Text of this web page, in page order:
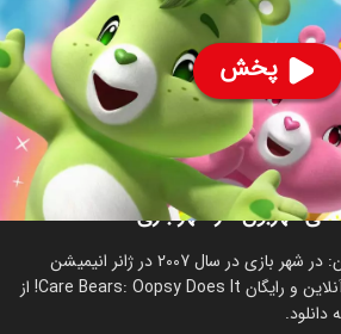
پخش
رده سنی ۳+
مهربون: در شهر بازی
انیمیشن خرس های مهربون: در شهر بازی در سال 2007 در ژانر انیمیشن
ساخته شده است. تماشای آنلاین و رایگان Care Bears: Oopsy Does It! از
دانلود.